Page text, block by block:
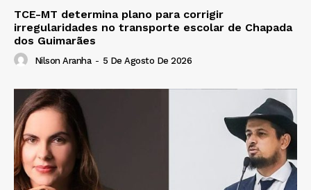
TCE-MT determina plano para corrigir
irregularidades no transporte escolar de Chapada
dos Guimarães
Nilson Aranha - 5 De Agosto De 2026